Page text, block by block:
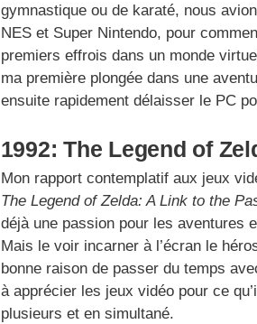
gymnastique ou de karaté, nous
NES et Super Nintendo, pour
premiers effrois dans un monde
ma première plongée dans une
ensuite rapidement délaisser le PC
1992: The Legend of
Mon rapport contemplatif aux jeux
The Legend of Zelda: A Link to the
déjà une passion pour les aventures
Mais le voir incarner à l’écran le
bonne raison de passer du temps
à apprécier les jeux vidéo pour ce
plusieurs et en simultané.